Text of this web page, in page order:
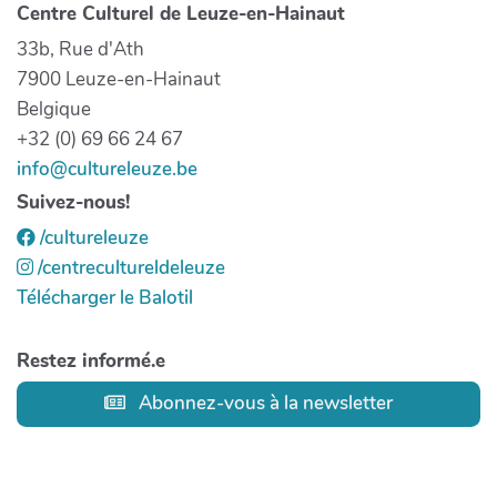
Centre Culturel de Leuze-en-Hainaut
33b, Rue d'Ath
7900 Leuze-en-Hainaut
Belgique
+32 (0) 69 66 24 67
info@cultureleuze.be
Suivez-nous!
/cultureleuze
/centrecultureldeleuze
Télécharger le Balotil
Restez informé.e
Abonnez-vous à la newsletter